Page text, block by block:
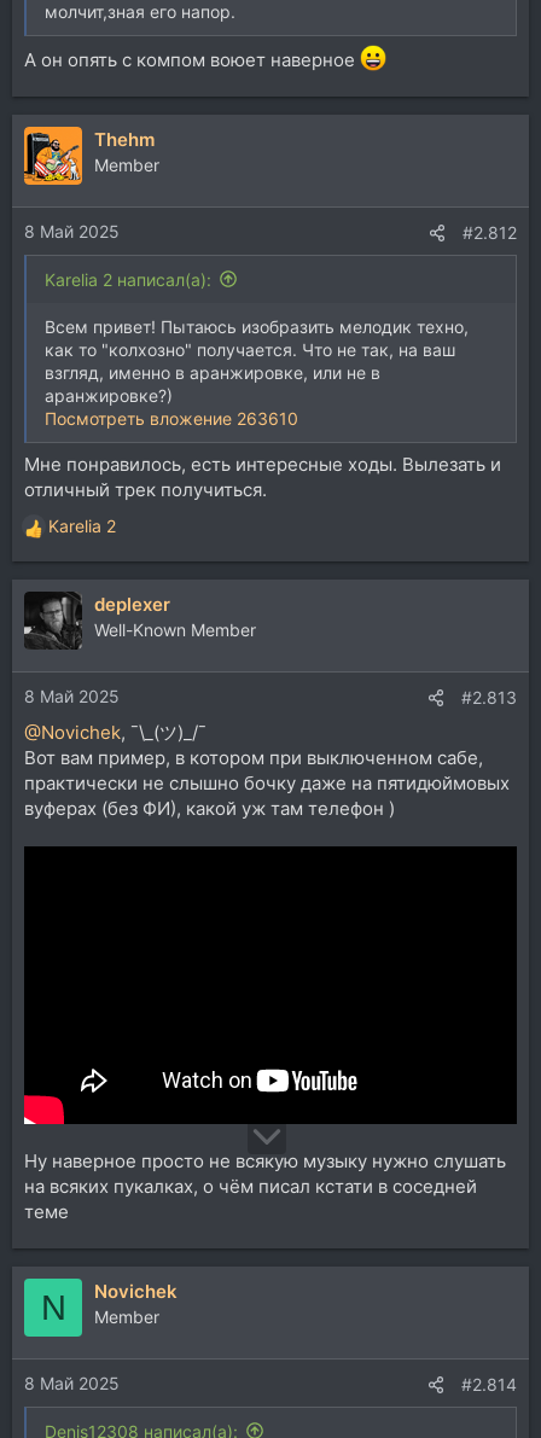
молчит,зная его напор.
А он опять с компом воюет наверное
Thehm
Member
8 Май 2025 #2.812
Karelia 2 написал(а):
Всем привет! Пытаюсь изобразить мелодик техно,
как то "колхозно" получается. Что не так, на ваш
взгляд, именно в аранжировке, или не в
аранжировке?)
Посмотреть вложение 263610
Мне понравилось, есть интересные ходы. Вылезать и
отличный трек получиться.
Р
е
а
ц
и
и
:
Karelia 2
deplexer
Well-Known Member
8 Май 2025 #2.813
@Novichek, ¯\_(ツ)_/¯
Вот вам пример, в котором при выключенном сабе,
практически не слышно бочку даже на пятидюймовых
вуферах (без ФИ), какой уж там телефон )
Ну наверное просто не всякую музыку нужно слушать
на всяких пукалках, о чём писал кстати в соседней
теме
N Novichek
Member
8 Май 2025 #2.814
Denis12308 написал(а):